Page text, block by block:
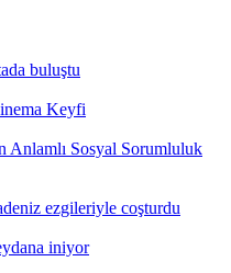
buluştu
Keyfi
Anlamlı Sosyal Sorumluluk
ezgileriyle coşturdu
iniyor